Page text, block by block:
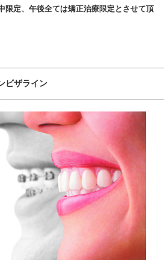
限定、午後全ては矯正治療限定とさせて頂
ビザライン